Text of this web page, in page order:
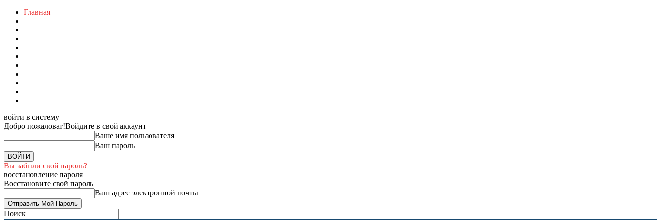
Главная
войти в систему
Добро пожаловат!Войдите в свой аккаунт
Ваше имя пользователя
Ваш пароль
Вы забыли свой пароль?
восстановление пароля
Восстановите свой пароль
Ваш адрес электронной почты
Поиск